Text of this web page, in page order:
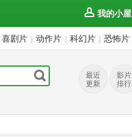
我的小屋
喜剧片 动作片 科幻片 恐怖片
最近
更新
影片
排行